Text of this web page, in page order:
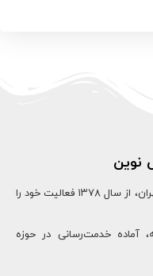
نوین
کارخانه قالیشویی نوین، بهترین قالیشویی تهران، از سال ۱۳78 فعالیت خود را
آماده خدمت‌رسانی در حوزه